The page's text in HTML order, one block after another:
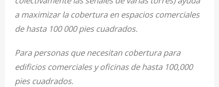
a maximizar la cobertura en espacios comerciales
de hasta 100 000 pies cuadrados.
Para personas que necesitan cobertura para
edificios comerciales y oficinas de hasta 100,000
pies cuadrados.